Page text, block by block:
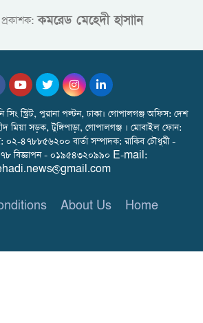
কমরেড মেহেদী হাসাান
স্ট্রিট, পুরানা পল্টন, ঢাকা। গোপালগঞ্জ অফিস: দেশ
মিয়া সড়ক, টুঙ্গিপাড়া, গোপালগঞ্জ । মোবাইল ফোন:
৪৭৮৮৫৬২০০ বার্তা সম্পাদক: রাকিব চৌধুরী -
বিজ্ঞাপন - ০১৯৫৪৩২০৯৯০ E-mail:
About Us Home